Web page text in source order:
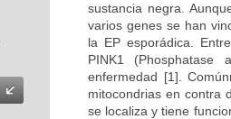
sustancia negra.
varios genes se han
la EP esporádica.
PINK1
enfermedad [1].
mitocondrias en contra
se localiza y tiene